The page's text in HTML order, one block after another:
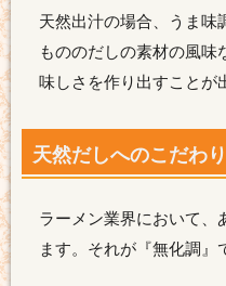
天然出汁の場合、うま味
もののだしの素材の風味
味しさを作り出すことが
天然だしへのこだわり
ラーメン業界において、
ます。それが『無化調』